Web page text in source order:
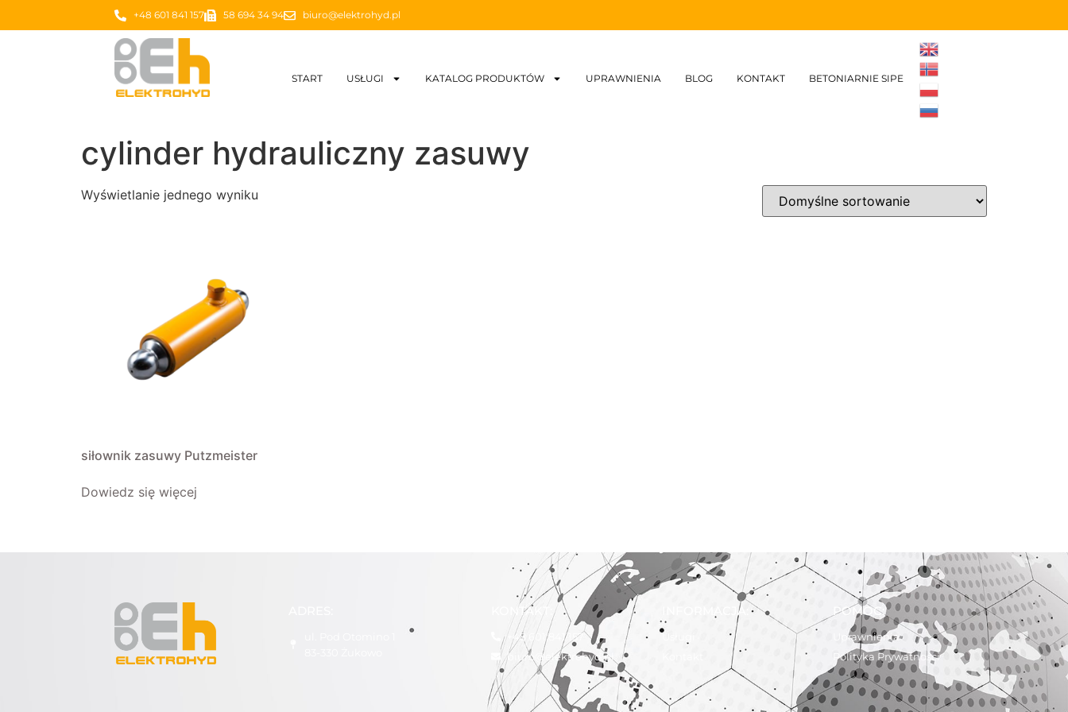
+48 601 841 157 58 694 34 94 biuro@elektrohyd.pl
START USŁUGI KATALOG PRODUKTÓW UPRAWNIENIA BLOG KONTAKT BETONIARNIE SIPE
cylinder hydrauliczny zasuwy
Wyświetlanie jednego wyniku
siłownik zasuwy Putzmeister
Dowiedz się więcej
KONTAKT:
+48 601 841 157
biuro@elektrohyd.pl
INFORMACJA:
Usługi
POMOC:
Uprawnienia
Polityka Prywatności